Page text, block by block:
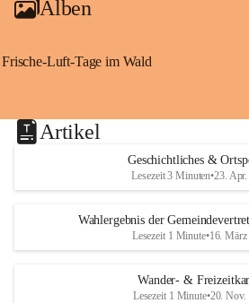
Alben
Frische-Luft-Tage im Wald
Artikel
Geschichtliches &
Lesezeit 3 Minuten•23.
Wahlergebnis der
Lesezeit 1 Minute•16. März
Wander- &
Lesezeit 1 Minute•20. Nov.